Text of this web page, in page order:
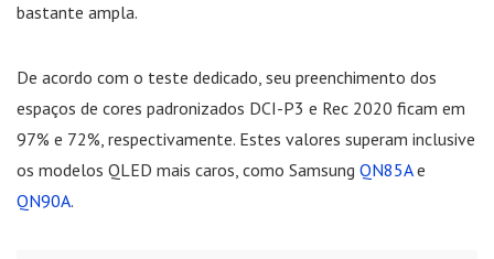
bastante ampla.
De acordo com o teste dedicado, seu preenchimento dos
espaços de cores padronizados DCI-P3 e Rec 2020 ficam em
97% e 72%, respectivamente. Estes valores superam inclusive
os modelos QLED mais caros, como Samsung QN85Ae
QN90A.